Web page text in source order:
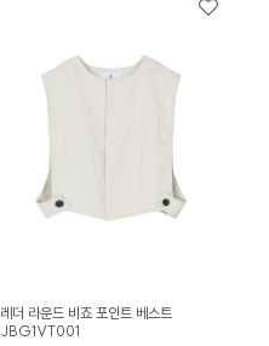
레더 라운드 비죠 포인트 베스트
JBG1VT001